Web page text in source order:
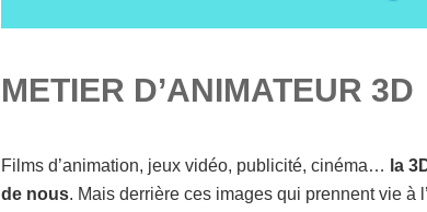
METIER D’ANIMATEUR 3D
Films d’animation, jeux vidéo, publicité, cinéma… la
de nous. Mais derrière ces images qui prennent vie à